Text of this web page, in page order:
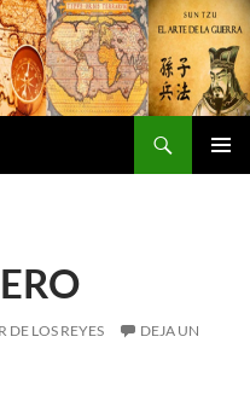
DE LOS REYES
DEJA UN